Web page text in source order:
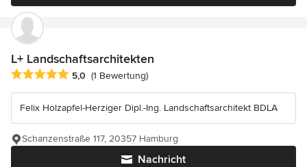
L+ Landschaftsarchitekten
Durchschnittliche Bewertung: 5 von 5 Sternen
5,0 (1 Bewertung)
Felix Holzapfel-Herziger Dipl.-Ing. Landschaftsarchitekt BDLA
Nachricht
Schanzenstraße 117, 20357 Hamburg